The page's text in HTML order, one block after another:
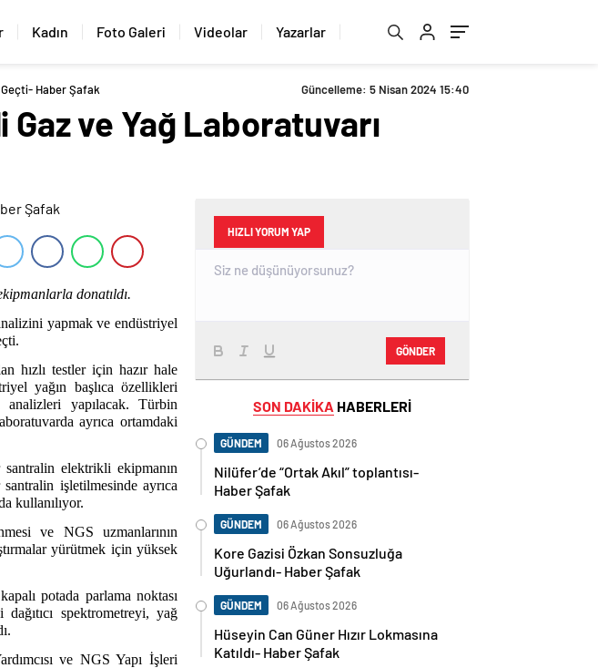
Kadın Foto Galeri Videolar Yazarlar
Haber Şafak Güncelleme: 5 Nisan 2024 15:40
ve Yağ Laboratuvarı
donatıldı.
yapmak ve endüstriyel
hızlı testler için hazır hale
yağın başlıca özellikleri
yapılacak. Türbin
ayrıca ortamdaki
elektrikli ekipmanın
işletilmesinde ayrıca
kullanılıyor.
ve NGS uzmanlarının
yürütmek için yüksek
potada parlama noktası
spektrometreyi, yağ
ve NGS Yapı İşleri
HIZLI YORUM YAP
GÖNDER
SON DAKİKA HABERLERİ
GÜNDEM 06 Ağustos 2026
Nilüfer’de “Ortak Akıl” toplantısı-
Haber Şafak
GÜNDEM 06 Ağustos 2026
Kore Gazisi Özkan Sonsuzluğa
Uğurlandı- Haber Şafak
GÜNDEM 06 Ağustos 2026
Hüseyin Can Güner Hızır Lokmasına
Katıldı- Haber Şafak